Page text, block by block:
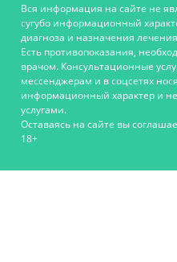
Вся информация на сайте не
сугубо информационный
диагноза и назначения
Есть противопоказания,
врачом. Консультационные
мессенджерам и в соцсетях
информационный характер и
услугами.
Оставаясь на сайте вы
18+